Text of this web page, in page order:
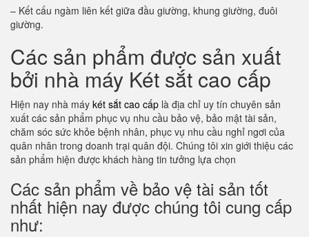
– Kết cấu ngàm liên kết giữa đầu giường, khung giường, đuôi
giường.
Các sản phẩm được sản xuất
bởi nhà máy Két sắt cao cấp
Hiện nay nhà máy két sắt cao cấp là địa chỉ uy tín chuyên sản
xuất các sản phẩm phục vụ nhu cầu bảo vệ, bảo mật tài sản,
chăm sóc sức khỏe bệnh nhân, phục vụ nhu cầu nghỉ ngơi của
quân nhân trong doanh trại quân đội. Chúng tôi xin giới thiệu các
sản phẩm hiện được khách hàng tin tưởng lựa chọn
Các sản phẩm về bảo vệ tài sản tốt
nhất hiện nay được chúng tôi cung cấp
như: